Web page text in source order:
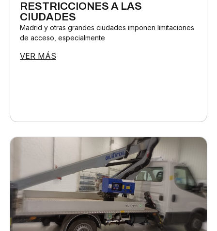
RESTRICCIONES A LAS
CIUDADES
Madrid y otras grandes ciudades imponen limitaciones
de acceso, especialmente
VER MÁS